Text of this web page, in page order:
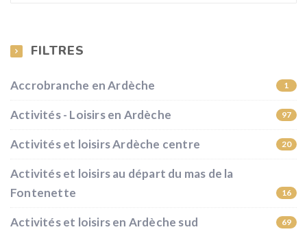
FILTRES
Accrobranche en Ardèche 1
Activités - Loisirs en Ardèche 97
Activités et loisirs Ardèche centre 20
Activités et loisirs au départ du mas de la
Fontenette
16
Activités et loisirs en Ardèche sud 69